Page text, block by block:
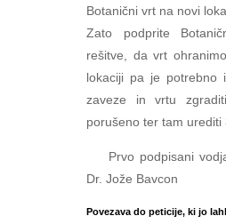
Botanični vrt na novi
Zato podprite
rešitve, da vrt
lokaciji pa je potrebno
zaveze in vrtu
porušeno ter tam urediti
Prvo podpisani
Dr. Jože Bavcon
Povezava do peticije, ki jo